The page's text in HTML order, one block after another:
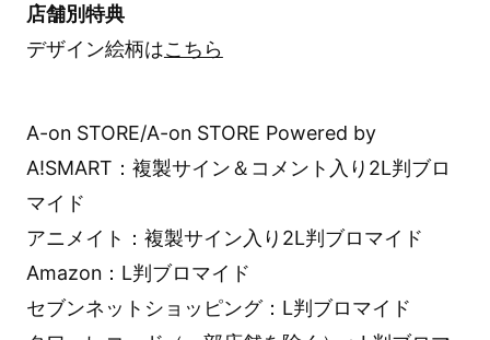
店舗別特典
デザイン絵柄はこちら
A-on STORE/A-on STORE Powered by
A!SMART：複製サイン＆コメント入り2L判ブロ
マイド
アニメイト：複製サイン入り2L判ブロマイド
Amazon：L判ブロマイド
セブンネットショッピング：L判ブロマイド